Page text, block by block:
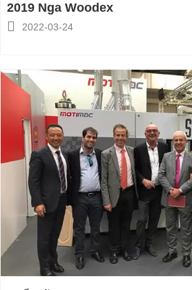
2019 Nga Woodex

2022-03-24